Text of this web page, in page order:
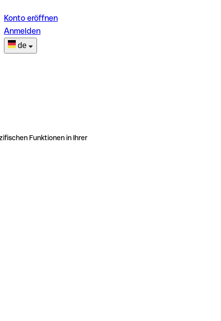
Konto eröffnen
Anmelden
de
Funktionen in Ihrer